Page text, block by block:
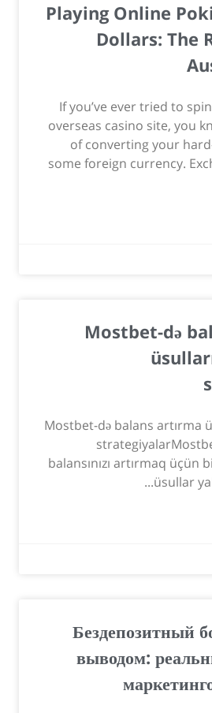
Playing Online
Dollars: The
If you’ve ever tried to
overseas casino site, you
of converting your
some foreign currency.
Mostbet-də
Mostbet-də balans artırma
balansınızı artırmaq üçün
üsullar
Бездепозитный
выводом: